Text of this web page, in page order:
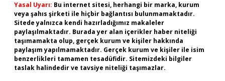
Yasal Uyarı: Bu internet sitesi, herhangi bir marka, kurum
veya şahıs şirketi ile hiçbir bağlantısı bulunmamaktadır.
Sitede yalnızca kendi hazırladığımız makaleler
paylaşılmaktadır. Burada yer alan içerikler haber niteliği
taşımamakta olup, gerçek kurum ve kişiler hakkında
paylaşım yapılmamaktadır. Gerçek kurum ve kişiler ile isim
benzerlikleri tamamen tesadüfidir. Sitemizdeki bilgiler
taslak halindedir ve tavsiye niteliği taşımazlar.